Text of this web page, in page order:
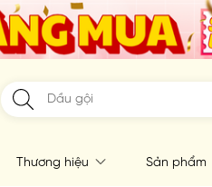
Thương hiệu Sản phẩm